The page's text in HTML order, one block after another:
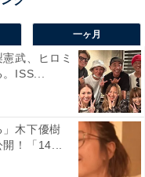
一ヶ月
武、ヒロミ
。ISS...
」木下優樹
開！「14...